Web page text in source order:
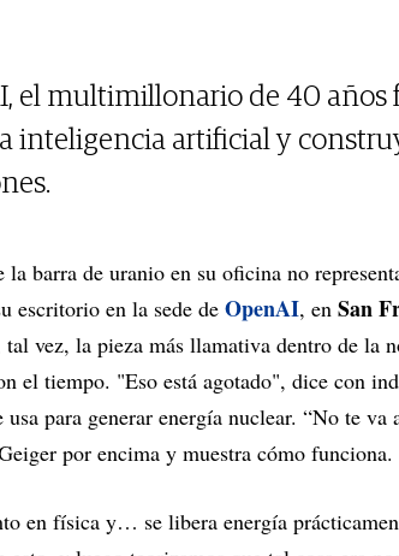
el multimillonario de 40
inteligencia artificial y
la barra de uranio en su oficina no
escritorio en la sede de OpenAI, en San
vez, la pieza más llamativa dentro de la
el tiempo. "Eso está agotado", dice con
para generar energía nuclear. “No te va
por encima y muestra cómo funciona.
en física y… se libera energía